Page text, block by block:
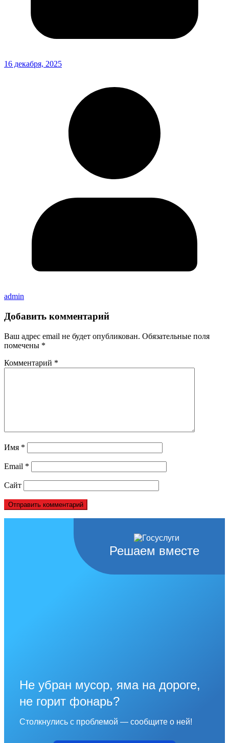
16 декабря, 2025
admin
Добавить комментарий
Ваш адрес email не будет опубликован. Обязательные поля
помечены *
Комментарий *
Имя *
Email *
Сайт
Решаем вместе
Не убран мусор, яма на дороге,
не горит фонарь?
Столкнулись с проблемой — сообщите о ней!